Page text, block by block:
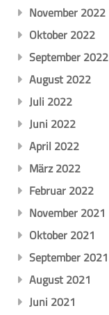
November 2022
Oktober 2022
September 2022
August 2022
Juli 2022
Juni 2022
April 2022
März 2022
Februar 2022
November 2021
Oktober 2021
September 2021
August 2021
Juni 2021